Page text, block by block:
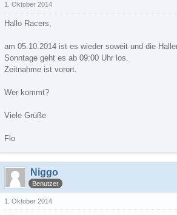
1. Oktober 2014
Hallo Racers,
am 05.10.2014 ist es wieder soweit und die
Sonntage geht es ab 09:00 Uhr los.
Zeitnahme ist vorort.
Wer kommt?
Viele Grüße
Flo
Niggo
Benutzer
1. Oktober 2014